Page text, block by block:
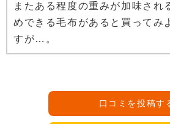
またある程度の重みが加味され
めできる毛布があると買ってみ
すが…。
口コミを投稿す